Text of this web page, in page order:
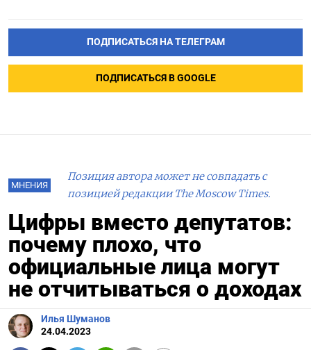
ПОДПИСАТЬСЯ НА ТЕЛЕГРАМ
ПОДПИСАТЬСЯ В GOOGLE
МНЕНИЯ
Позиция автора может не совпадать с
позицией редакции The Moscow Times.
Цифры вместо депутатов:
почему плохо, что
официальные лица могут
не отчитываться о доходах
Илья Шуманов
24.04.2023